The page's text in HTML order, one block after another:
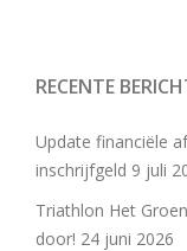
RECENTE
Update financiële
inschrijfgeld 9 juli
Triathlon Het
door! 24 juni 2026